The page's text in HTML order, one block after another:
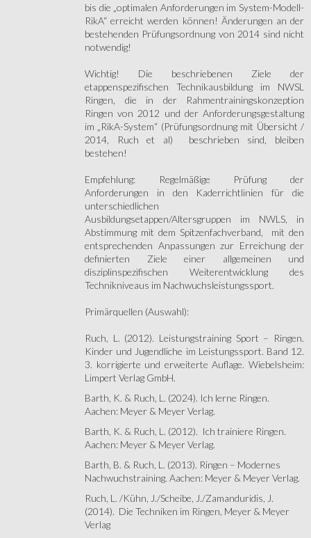
bis die „optimalen Anforderungen im System-Modell-
RikA“ erreicht werden können! Änderungen an der
bestehenden Prüfungsordnung von 2014 sind nicht
notwendig!
Wichtig! Die beschriebenen Ziele der
etappenspezifischen Technikausbildung im NWSL
Ringen, die in der Rahmentrainingskonzeption
Ringen von 2012 und der Anforderungsgestaltung
im „RikA-System“ (Prüfungsordnung mit Übersicht /
2014, Ruch et al) beschrieben sind, bleiben
bestehen!
Empfehlung: Regelmäßige Prüfung der
Anforderungen in den Kaderrichtlinien für die
unterschiedlichen
Ausbildungsetappen/Altersgruppen im NWLS, in
Abstimmung mit dem Spitzenfachverband, mit den
entsprechenden Anpassungen zur Erreichung der
definierten Ziele einer allgemeinen und
disziplinspezifischen Weiterentwicklung des
Technikniveaus im Nachwuchsleistungssport.
Primärquellen (Auswahl):
Ruch, L. (2012). Leistungstraining Sport – Ringen.
Kinder und Jugendliche im Leistungssport. Band 12.
3. korrigierte und erweiterte Auflage. Wiebelsheim:
Limpert Verlag GmbH.
Barth, K. & Ruch, L. (2024). Ich lerne Ringen.
Aachen: Meyer & Meyer Verlag.
Barth, K. & Ruch, L. (2012). Ich trainiere Ringen.
Aachen: Meyer & Meyer Verlag.
Barth, B. & Ruch, L. (2013). Ringen – Modernes
Nachwuchstraining. Aachen: Meyer & Meyer Verlag.
Ruch, L. /Kühn, J./Scheibe, J./Zamanduridis, J.
(2014). Die Techniken im Ringen, Meyer & Meyer
Verlag